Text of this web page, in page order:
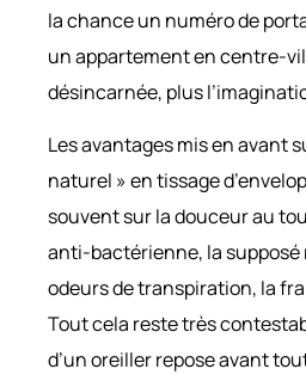
la chance un numéro de
un appartement en centre-
désincarnée, plus
Les avantages mis en avant
naturel » en tissage
souvent sur la douceur au
anti-bactérienne, la supposé
odeurs de transpiration, la
Tout cela reste très
d’un oreiller repose avant